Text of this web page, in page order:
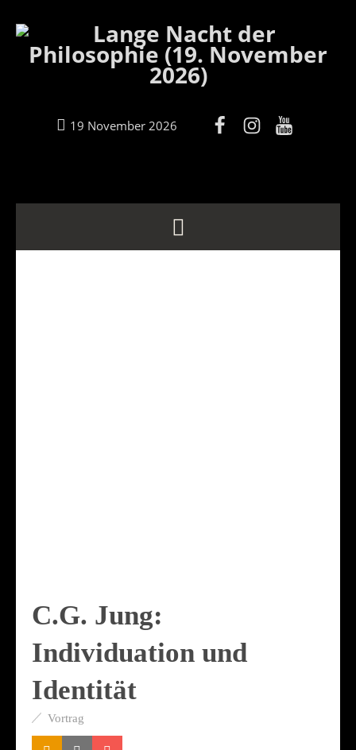
19 November 2026
C.G. Jung:
Individuation und
Identität
Vortrag